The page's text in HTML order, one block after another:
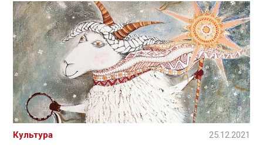
Культура 25.12.2021